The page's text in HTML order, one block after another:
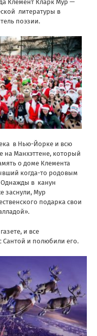
Клемент Кларк Мур —
литературы в
поэзии.
в Нью-Йорке и всю
Манхэттене, который
о доме Клемента
когда-то родовым
Однажды в канун
заснули, Мур
подарка свои
и все
Сантой и полюбили его.